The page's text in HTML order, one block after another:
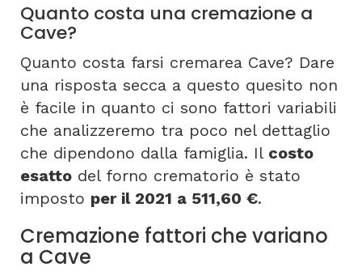
Quanto costa una cremazione a
Cave?
Quanto costa farsi cremarea Cave? Dare
una risposta secca a questo quesito non
è facile in quanto ci sono fattori variabili
che analizzeremo tra poco nel dettaglio
che dipendono dalla famiglia. Il costo
esatto del forno crematorio è stato
imposto per il 2021 a 511,60 €.
Cremazione fattori che variano
a Cave